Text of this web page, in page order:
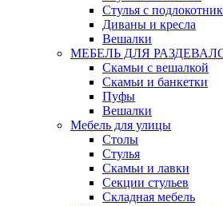
Стулья с
Диваны и кресла
Вешалки
МЕБЕЛЬ ДЛЯ
Скамьи с вешалкой
Скамьи и банкетки
Пуфы
Вешалки
Мебель для улицы
Столы
Стулья
Скамьи и лавки
Секции стульев
Складная мебель